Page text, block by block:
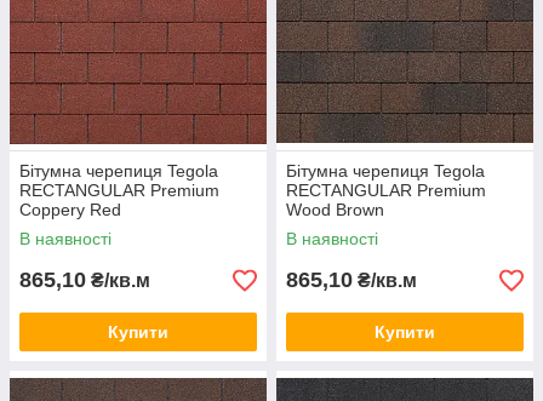
Premium Rectangular Wood Brown
Бітумна черепиця Tegola
RECTANGULAR Premium
Coppery Red
В наявності
865,10 ₴/кв.м
Купити
Бітумна черепиця Tegola
RECTANGULAR Premium
Wood Brown
В наявності
865,10 ₴/кв.м
Купити